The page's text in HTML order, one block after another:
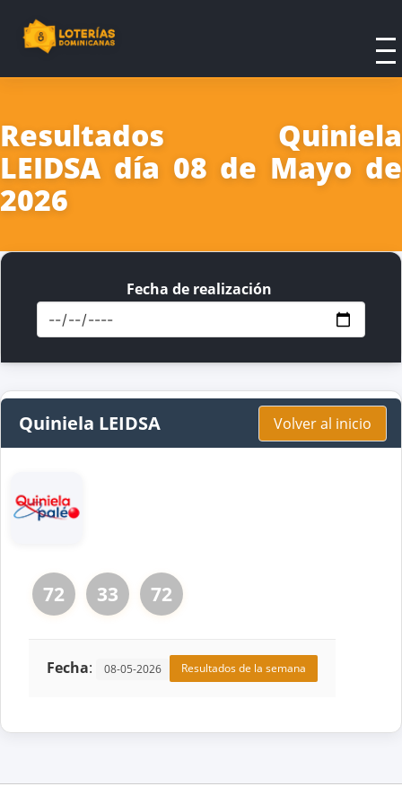
Resultados Quiniela
LEIDSA día 08 de Mayo de
2026
Fecha de realización
Quiniela LEIDSA Volver al inicio
72 33 72
Fecha: 08-05-2026 Resultados de la semana